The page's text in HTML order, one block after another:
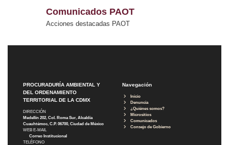
Comunicados PAOT
Acciones destacadas PAOT
PROCURADURÍA AMBIENTAL Y
DEL ORDENAMIENTO
TERRITORIAL DE LA CDMX
DIRECCIÓN
Medellín 202, Col. Roma Sur, Alcaldía
Cuauhtémoc, C.P. 06700, Ciudad de México
WEB E-MAIL
Correo Institucional
TELÉFONO
Navegación
Inicio
Denuncia
¿Quiénes somos?
Micrositios
Comunicados
Consejo de Gobierno